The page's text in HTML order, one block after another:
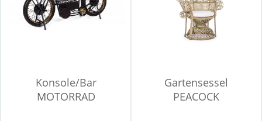
Konsole/Bar
MOTORRAD
Gartensessel
PEACOCK